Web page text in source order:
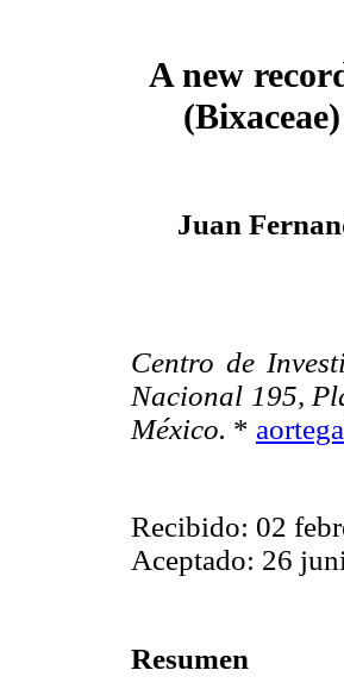
A new
Juan
Centro de
Nacional 195,
México. *
Recibido: 02
Aceptado: 26
Resumen